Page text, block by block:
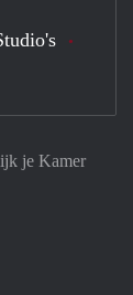
je Kamer